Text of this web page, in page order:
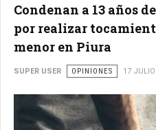
Condenan a 13 años
por realizar
menor en Piura
SUPER USER OPINIONES 17